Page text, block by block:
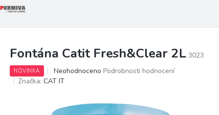
Fontána Catit Fresh&Clear 2L 3023
NOVINKA
Průměrné
hodnocení
0,0
Neohodnoceno Podrobnosti hodnocení
Značka: CAT IT